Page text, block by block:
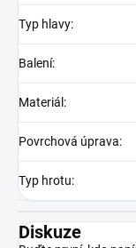
Typ hlavy:
Balení:
Materiál :
Povrchová úprava:
Typ hrotu:
Diskuze